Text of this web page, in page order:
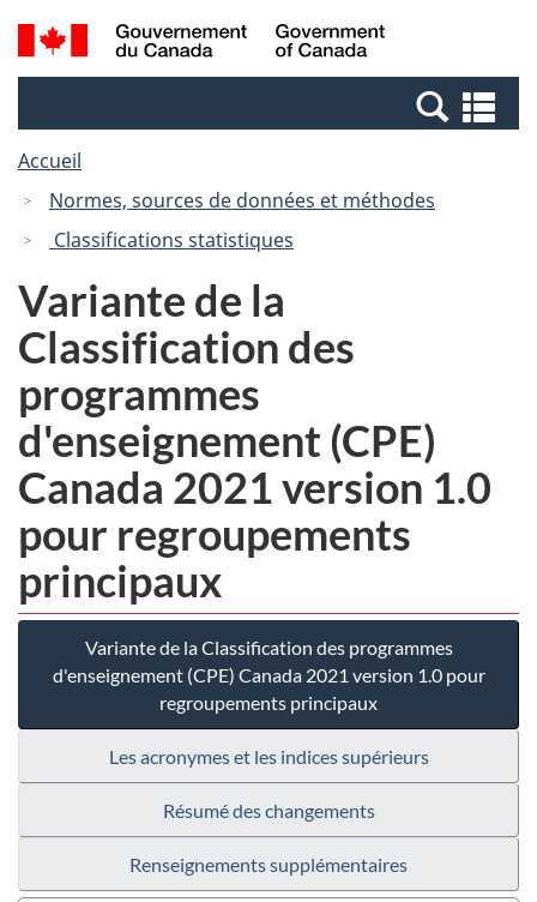
Passer
au
Passer
à
Canada
Recherche
et
et
Accueil
Normes, sources de données et méthodes
Classifications statistiques
Variante de la
Classification des
programmes
d'enseignement (CPE)
Canada 2021 version 1.0
pour regroupements
principaux
Variante de la Classification des programmes
d'enseignement (CPE) Canada 2021 version 1.0 pour
regroupements principaux
Les acronymes et les indices supérieurs
Résumé des changements
Renseignements supplémentaires